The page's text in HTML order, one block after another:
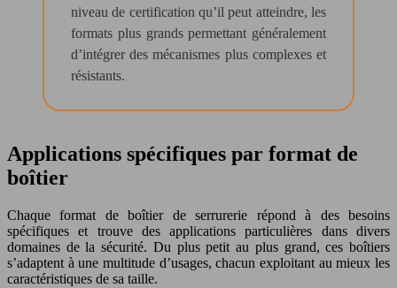
niveau de certification qu’il peut atteindre, les
formats plus grands permettant généralement
d’intégrer des mécanismes plus complexes et
résistants.
Applications spécifiques par format de
boîtier
Chaque format de boîtier de serrurerie répond à des besoins
spécifiques et trouve des applications particulières dans divers
domaines de la sécurité. Du plus petit au plus grand, ces boîtiers
s’adaptent à une multitude d’usages, chacun exploitant au mieux les
caractéristiques de sa taille.